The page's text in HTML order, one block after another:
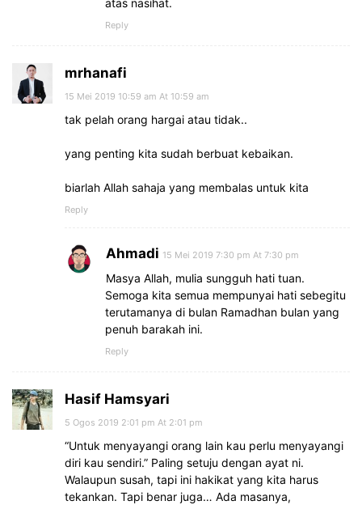
atas nasihat.
Reply
mrhanafi
15 Mei 2019 10:59 am At 10:59 am
tak pelah orang hargai atau tidak..
yang penting kita sudah berbuat kebaikan.
biarlah Allah sahaja yang membalas untuk kita
Reply
Ahmadi 15 Mei 2019 7:30 pm At 7:30 pm
Masya Allah, mulia sungguh hati tuan.
Semoga kita semua mempunyai hati sebegitu
terutamanya di bulan Ramadhan bulan yang
penuh barakah ini.
Reply
Hasif Hamsyari
5 Ogos 2019 2:01 pm At 2:01 pm
“Untuk menyayangi orang lain kau perlu menyayangi
diri kau sendiri.” Paling setuju dengan ayat ni.
Walaupun susah, tapi ini hakikat yang kita harus
tekankan. Tapi benar juga… Ada masanya,